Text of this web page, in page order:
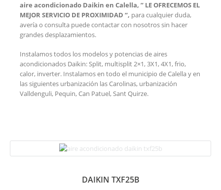
aire acondicionado Daikin en Calella, ” LE OFRECEMOS EL
MEJOR SERVICIO DE PROXIMIDAD “, para cualquier duda,
avería o consulta puede contactar con nosotros sin hacer
grandes desplazamientos.
Instalamos todos los modelos y potencias de aires
acondicionados Daikin: Split, multisplit 2×1, 3X1, 4X1, frio,
calor, inverter. Instalamos en todo el municipio de Calella y en
las siguientes urbanización las Carolinas, urbanización
Valldenguli, Pequin, Can Patuel, Sant Quirze.
DAIKIN TXF25B